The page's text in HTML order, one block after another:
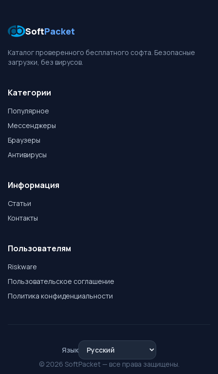
SoftPacket
Каталог проверенного бесплатного софта. Безопасные
загрузки, без вирусов.
Категории
Популярное
Мессенджеры
Браузеры
Антивирусы
Информация
Статьи
Контакты
Пользователям
Riskware
Пользовательское соглашение
Политика конфиденциальности
Язык
© 2026 SoftPacket — все права защищены.